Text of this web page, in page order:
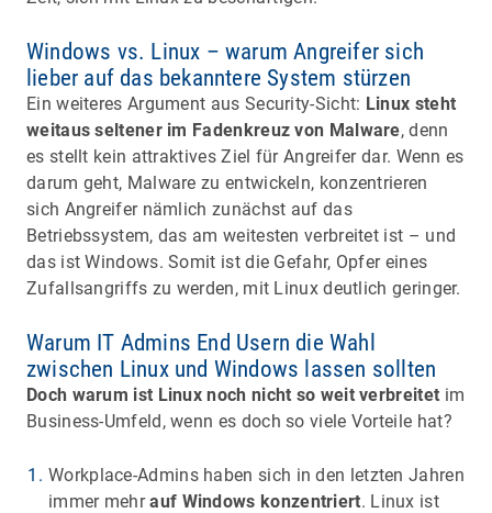
Windows vs. Linux – warum Angreifer sich
lieber auf das bekanntere System stürzen
Ein weiteres Argument aus Security-Sicht: Linux steht
weitaus seltener im Fadenkreuz von Malware, denn
es stellt kein attraktives Ziel für Angreifer dar. Wenn es
darum geht, Malware zu entwickeln, konzentrieren
sich Angreifer nämlich zunächst auf das
Betriebssystem, das am weitesten verbreitet ist – und
das ist Windows. Somit ist die Gefahr, Opfer eines
Zufallsangriffs zu werden, mit Linux deutlich geringer.
Warum IT Admins End Usern die Wahl
zwischen Linux und Windows lassen sollten
Doch warum ist Linux noch nicht so weit verbreitet im
Business-Umfeld, wenn es doch so viele Vorteile hat?
Workplace-Admins haben sich in den letzten Jahren
immer mehrauf Windows konzentriert. Linux ist